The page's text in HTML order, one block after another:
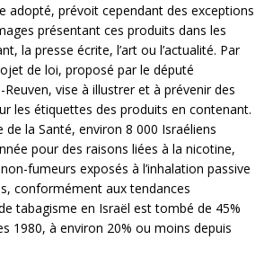
adopté, prévoit cependant des exceptions
présentant ces produits dans les
la presse écrite, l’art ou l’actualité. Par
de loi, proposé par le député
vise à illustrer et à prévenir des
les étiquettes des produits en contenant.
de la Santé, environ 8 000 Israéliens
pour des raisons liées à la nicotine,
fumeurs exposés à l’inhalation passive
conformément aux tendances
tabagisme en Israël est tombé de 45%
1980, à environ 20% ou moins depuis